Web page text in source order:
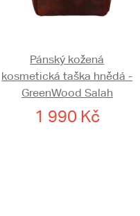
Pánský kožená
kosmetická taška hnědá -
GreenWood Salah
1 990 Kč